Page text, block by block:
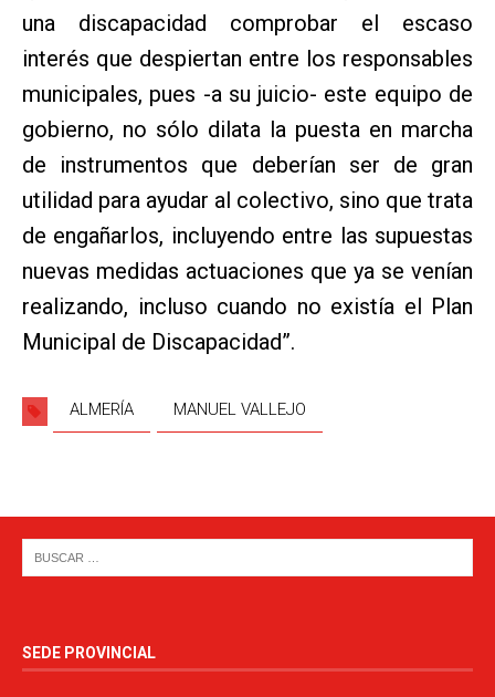
una discapacidad comprobar el escaso
interés que despiertan entre los responsables
municipales, pues -a su juicio- este equipo de
gobierno, no sólo dilata la puesta en marcha
de instrumentos que deberían ser de gran
utilidad para ayudar al colectivo, sino que trata
de engañarlos, incluyendo entre las supuestas
nuevas medidas actuaciones que ya se venían
realizando, incluso cuando no existía el Plan
Municipal de Discapacidad”.
ALMERÍA MANUEL VALLEJO
SEDE PROVINCIAL